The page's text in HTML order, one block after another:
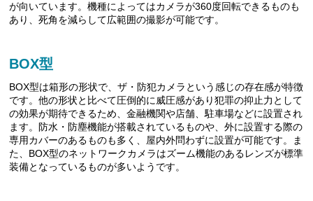
が向いています。機種によってはカメラが360度回転できるものも
あり、死角を減らして広範囲の撮影が可能です。
BOX型
BOX型は箱形の形状で、ザ・防犯カメラという感じの存在感が特徴
です。他の形状と比べて圧倒的に威圧感があり犯罪の抑止力として
の効果が期待できるため、金融機関や店舗、駐車場などに設置され
ます。防水・防塵機能が搭載されているものや、外に設置する際の
専用カバーのあるものも多く、屋内外問わずに設置が可能です。ま
た、BOX型のネットワークカメラはズーム機能のあるレンズが標準
装備となっているものが多いようです。